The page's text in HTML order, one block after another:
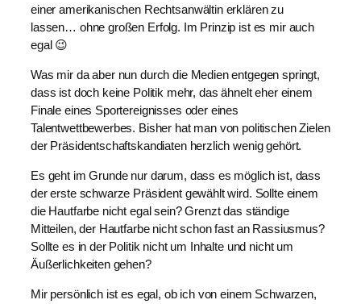
einer amerikanischen Rechtsanwältin erklären zu
lassen… ohne großen Erfolg. Im Prinzip ist es mir auch
egal 😉
Was mir da aber nun durch die Medien entgegen springt,
dass ist doch keine Politik mehr, das ähnelt eher einem
Finale eines Sportereignisses oder eines
Talentwettbewerbes. Bisher hat man von politischen Zielen
der Präsidentschaftskandiaten herzlich wenig gehört.
Es geht im Grunde nur darum, dass es möglich ist, dass
der erste schwarze Präsident gewählt wird. Sollte einem
die Hautfarbe nicht egal sein? Grenzt das ständige
Mitteilen, der Hautfarbe nicht schon fast an Rassiusmus?
Sollte es in der Politik nicht um Inhalte und nicht um
Äußerlichkeiten gehen?
Mir persönlich ist es egal, ob ich von einem Schwarzen,